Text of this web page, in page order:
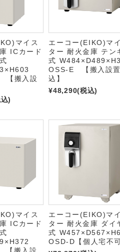
マイス
ICカード
【搬入設
)
エーコー(EIKO)マ
ター 耐火金庫 テン
式
OSS-E 【搬入設
込】
¥48,290(税込)
マイス
ICカード
エーコー(EIKO)マ
ター 耐火金庫 ダイ
式
OSD-D【個人宅不可